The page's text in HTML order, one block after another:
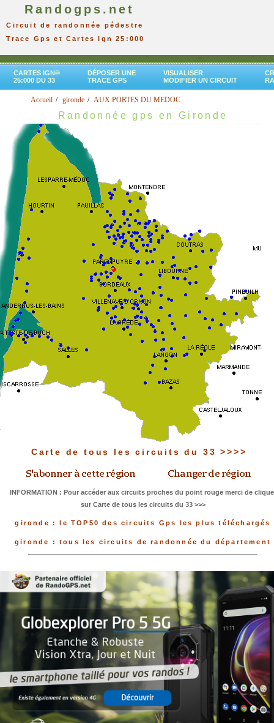
Randogps.net
Circuit de randonnée pédestre
Trace Gps et Cartes Ign 25:000
CARTES IGN®
25:000 DU 33
DÉPOSER UNE
TRACE GPS
VISUALISER
MODIFIER UN CIRCUIT
Accueil gironde AUX PORTES DU MEDOC
Randonnée gps en Gironde
Carte de tous les circuits du 33 >>>>
INFORMATION : Pour accéder aux circuits proches du point rouge merci de
sur Carte de tous les circuits du 33 >>>
gironde : le TOP50 des circuits Gps les plus téléchargés
gironde : tous les circuits de randonnée du département